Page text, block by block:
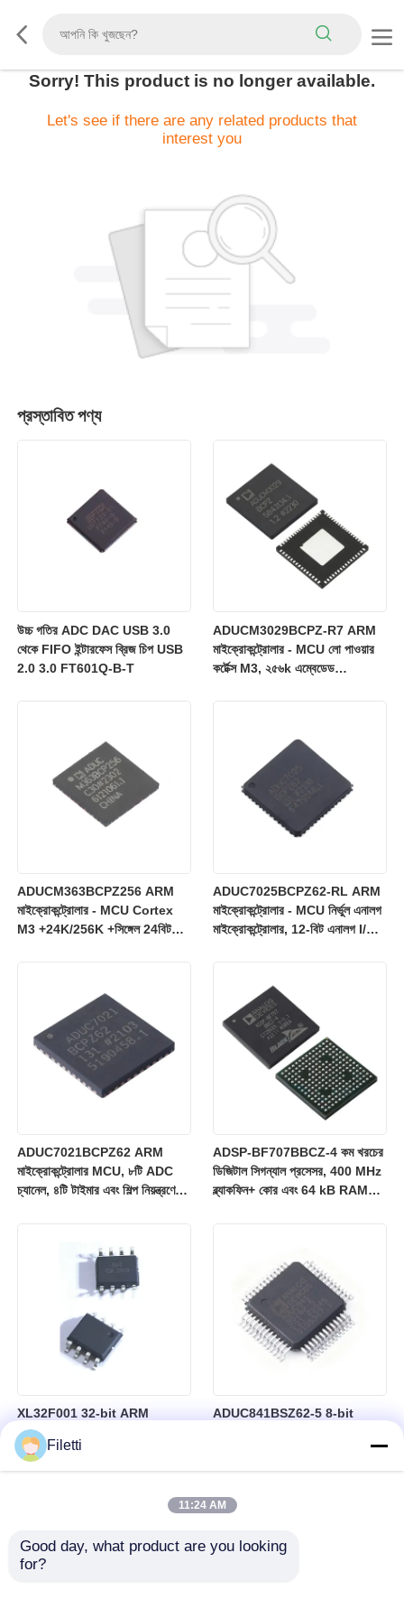
Sorry! This product is no longer available.
Let's see if there are any related products that
interest you
প্রস্তাবিত পণ্য
উচ্চ গতির ADC DAC USB 3.0
থেকে FIFO ইন্টারফেস ব্রিজ চিপ USB
2.0 3.0 FT601Q-B-T
ADUCM3029BCPZ-R7 ARM
মাইক্রোকন্ট্রোলার - MCU লো পাওয়ার
কর্টেক্স M3, ২৫৬k এম্বেডেড
ADUCM363BCPZ256 ARM
মাইক্রোকন্ট্রোলার - MCU Cortex
M3 +24K/256K +সিঙ্গেল 24বিট
ADUC7025BCPZ62-RL ARM
মাইক্রোকন্ট্রোলার - MCU নির্ভুল এনালগ
মাইক্রোকন্ট্রোলার, 12-বিট এনালগ I/O,
ADUC7021BCPZ62 ARM
মাইক্রোকন্ট্রোলার MCU, ৮টি ADC
চ্যানেল, ৪টি টাইমার এবং শিল্প নিয়ন্ত্রণের
ADSP-BF707BBCZ-4 কম খরচের
ডিজিটাল সিগন্যাল প্রসেসর, 400 MHz
ব্ল্যাকফিন+ কোর এবং 64 kB RAM
XL32F001 32-bit ARM
Cortex-M0+ Microcontroller
MCU with 24MHz Speed
24Kbytes Flash and
ADUC841BSZ62-5 8-bit
Microconverter with 20 MHz
Clock Frequency 34 I/O and
Filetti
11:24 AM
Good day, what product are you looking
for?